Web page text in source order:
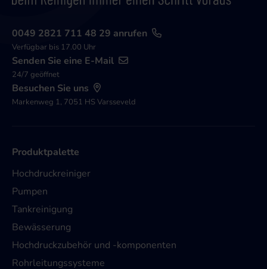
0049 2821 711 48 29 anrufen
Verfügbar bis 17.00 Uhr
Senden Sie eine E-Mail
24/7 geöffnet
Besuchen Sie uns
Markenweg 1, 7051 HS Varsseveld
Produktpalette
Hochdruckreiniger
Pumpen
Tankreinigung
Bewässerung
Hochdruckzubehör und -komponenten
Rohrleitungssysteme